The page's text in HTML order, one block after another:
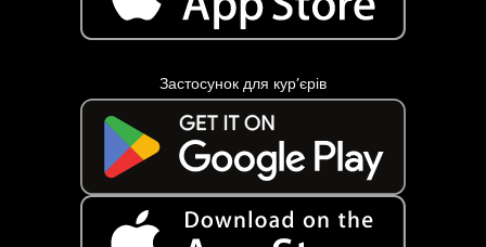
Застосунок для кур’єрів